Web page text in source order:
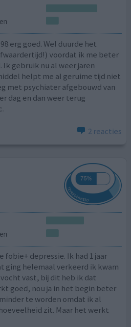
erg goed. Wel duurde het
voordat ik me beter
gebruik nu al weer jaren
helpt me al geruime tijd niet
met psychiater afgebouwd van
dag en dan weer terug
2 reacties
fobie+ depressie. Ik had 1 jaar
ging helemaal verkeerd ik kwam
vast, bij dit heb ik dat
goed, nou ja in het begin beter
te worden omdat ik al
zit. Maar het werkt